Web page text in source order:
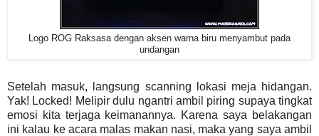
Logo ROG Raksasa dengan aksen warna biru menyambut pada
undangan
Setelah masuk, langsung scanning lokasi meja hidangan.
Yak! Locked! Melipir dulu ngantri ambil piring supaya tingkat
emosi kita terjaga keimanannya. Karena saya belakangan
ini kalau ke acara malas makan nasi, maka yang saya ambil